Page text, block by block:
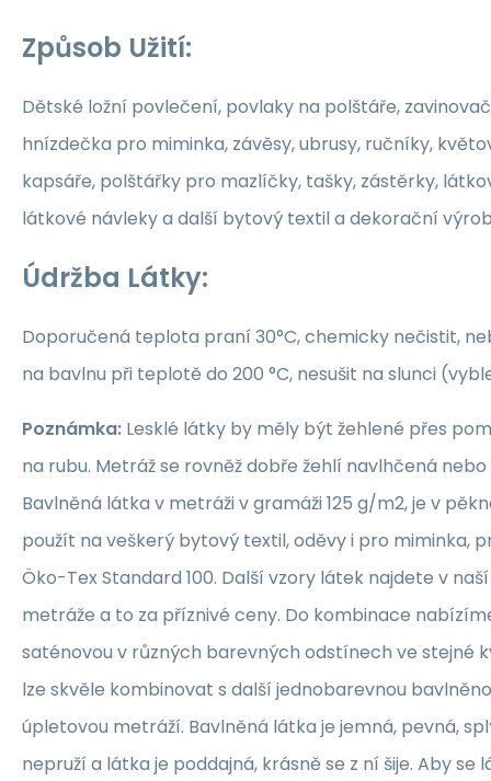
Způsob Užití:
Dětské ložní povlečení, povlaky na polštáře,
hnízdečka pro miminka, závěsy, ubrusy, ručníky,
kapsáře, polštářky pro mazlíčky, tašky, zástěrky,
látkové návleky a další bytový textil a dekorační
Údržba Látky:
Doporučená teplota praní 30°C, chemicky nečistit,
na bavlnu při teplotě do 200 °C, nesušit na slunci
Poznámka: Lesklé látky by měly být žehlené přes
na rubu. Metráž se rovněž dobře žehlí navlhčená
Bavlněná látka v metráži v gramáži 125 g/m2, je v
použít na veškerý bytový textil, oděvy i pro miminka,
Öko-Tex Standard 100. Další vzory látek najdete v
metráže a to za příznivé ceny. Do kombinace
saténovou v různých barevných odstínech ve stejné
lze skvěle kombinovat s další jednobarevnou
úpletovou metráží. Bavlněná látka je jemná, pevná,
nepruží a látka je poddajná, krásně se z ní šije. Aby se